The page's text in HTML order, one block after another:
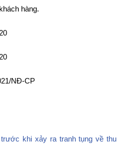
hàng.
NĐ-CP
khi xảy ra tranh tụng về thu